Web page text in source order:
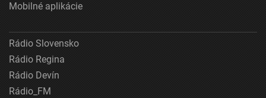
Mobilné aplikácie
Rádio Slovensko
Rádio Regina
Rádio Devín
Rádio_FM